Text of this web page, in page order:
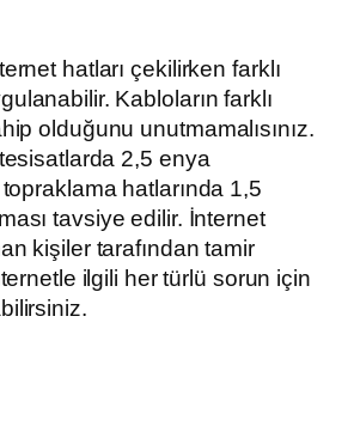
hatları çekilirken farklı
Kabloların farklı
olduğunu unutmamalısınız.
2,5 enya
topraklama hatlarında 1,5
tavsiye edilir. İnternet
kişiler tarafından tamir
ilgili her türlü sorun için